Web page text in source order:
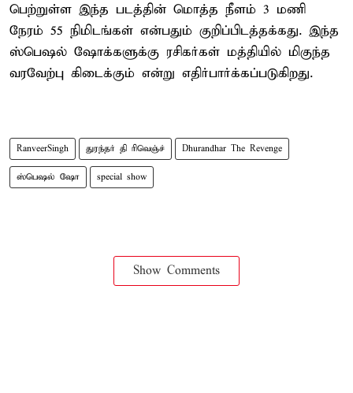
பெற்றுள்ள இந்த படத்தின் மொத்த நீளம் 3 மணி
நேரம் 55 நிமிடங்கள் என்பதும் குறிப்பிடத்தக்கது. இந்த
ஸ்பெஷல் ஷோக்களுக்கு ரசிகர்கள் மத்தியில் மிகுந்த
வரவேற்பு கிடைக்கும் என்று எதிர்பார்க்கப்படுகிறது.
RanveerSingh துரந்தர் தி ரிவெஞ்ச் Dhurandhar The Revenge
ஸ்பெஷல் ஷோ special show
Show Comments